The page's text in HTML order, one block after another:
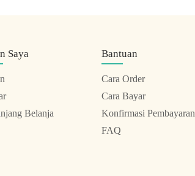
Saya
Belanja
Bantuan
Cara Order
Cara Bayar
Konfirmasi Pembayaran
FAQ